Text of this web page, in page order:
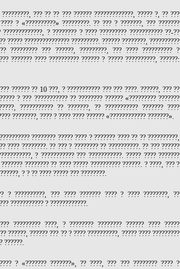
??? ?? ?? ??? ?????? ?????????????, ????? ?, ?? ???
? «??????????» ?????????. ?? ??? ? ???????, ??? ???????
? ???????? ? ???? ????????? ??????????? ??-??
????? ??????????????? ?????????. ?????? ????????, ??????????
????????? ??? ??????, ?????????, ??? ???? ?????????? ?
??????? ???? ?????????? ?????? ? ????? ??????????, ??????:
?????? ?? 10 ???, ? ??????????? ??? ??? ????. ??????, ??? ??
? ??? ??????????? ?? ???????? ?????? «????????? ???????
??????????? ?? ???????, ?? ??????????? ??????? ????
????????, ???? ? ???? ???? ?????? «???????????? ???????».
???????? ????? ???? ? ??????? ???? ?? ?? ??????????,
???? ????????. ?? ??? ? ???????? ?? ??????????. ?? ??? ??????
? ??????????? ??? ???????????. ????? ???? ???????
???????? ?? ???? ????? ?????????? ??????. ? ????, ??? ?
? ? ?? ???? ????? ??? ????????.
? ??????????, ??? ???? ??????? ???? ? ???? ????????, ??
??????????? ? ????????????.
????????? ????, ? ???????? ???????? ?????? ???? ?????
??????, ?????? ??? ?? ? ???? ??????????, ????? ???? ?????????
??????.
? «??????? ???????», ?? ????, ??? ??? ???????? ???? ?